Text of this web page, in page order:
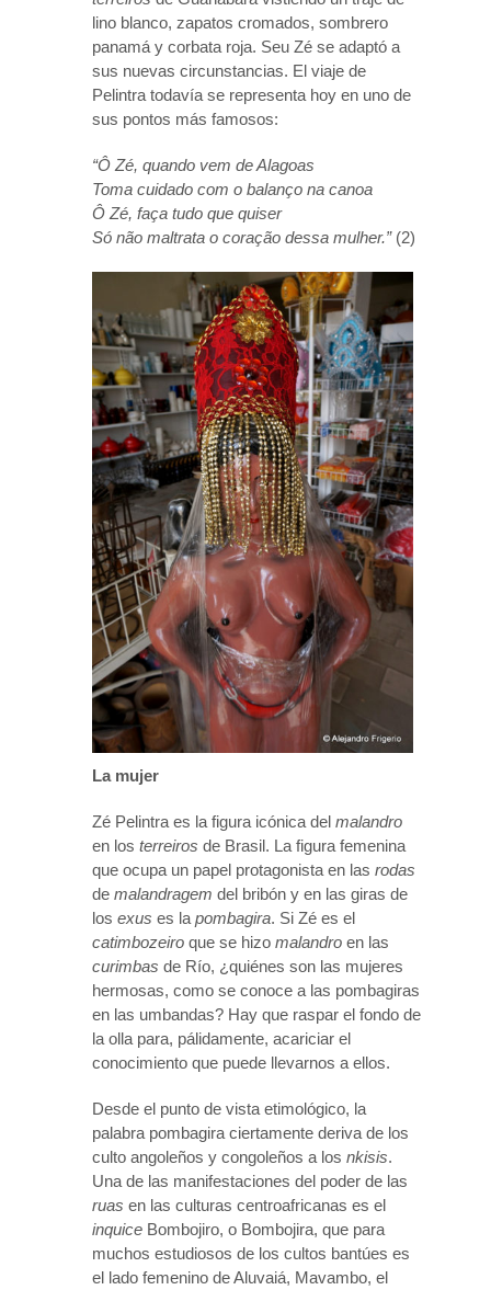
lino blanco, zapatos cromados, sombrero
panamá y corbata roja. Seu Zé se adaptó a
sus nuevas circunstancias. El viaje de
Pelintra todavía se representa hoy en uno de
sus pontos más famosos:
“Ô Zé, quando vem de Alagoas
Toma cuidado com o balanço na canoa
Ô Zé, faça tudo que quiser
Só não maltrata o coração dessa mulher.”(2)
La mujer
Zé Pelintra es la figura icónica del malandro
en los terreiros de Brasil. La figura femenina
que ocupa un papel protagonista en las rodas
de malandragem del bribón y en las giras de
los exus es lapombagira. Si Zé es el
catimbozeiro que se hizo malandro en las
curimbas de Río, ¿quiénes son las mujeres
hermosas, como se conoce a las pombagiras
en las umbandas? Hay que raspar el fondo de
la olla para, pálidamente, acariciar el
conocimiento que puede llevarnos a ellos.
Desde el punto de vista etimológico, la
palabra pombagira ciertamente deriva de los
culto angoleños y congoleños a los nkisis.
Una de las manifestaciones del poder de las
ruas en las culturas centroafricanas es el
inquice Bombojiro, o Bombojira, que para
muchos estudiosos de los cultos bantúes es
el lado femenino de Aluvaiá, Mavambo, el